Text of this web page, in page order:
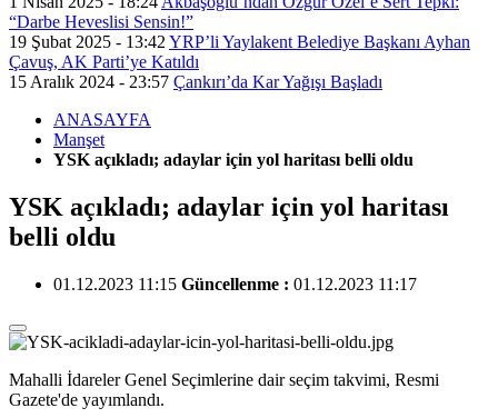
“Darbe Heveslisi Sensin!”
19 Şubat 2025 - 13:42 YRP’li Yaylakent Belediye Başkanı Ayhan
Çavuş, AK Parti’ye Katıldı
15 Aralık 2024 - 23:57 Çankırı’da Kar Yağışı Başladı
ANASAYFA
Manşet
YSK açıkladı; adaylar için yol haritası belli oldu
YSK açıkladı; adaylar için yol haritası
belli oldu
01.12.2023 11:15 Güncellenme : 01.12.2023 11:17
Mahalli İdareler Genel Seçimlerine dair seçim takvimi, Resmi
Gazete'de yayımlandı.